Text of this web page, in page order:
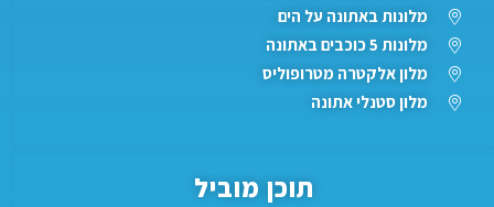
תוכן מוביל
מלונות באתונה על הים
מלונות 5 כוכבים באתונה
מלון אלקטרה מטרופוליס
מלון סטנלי אתונה